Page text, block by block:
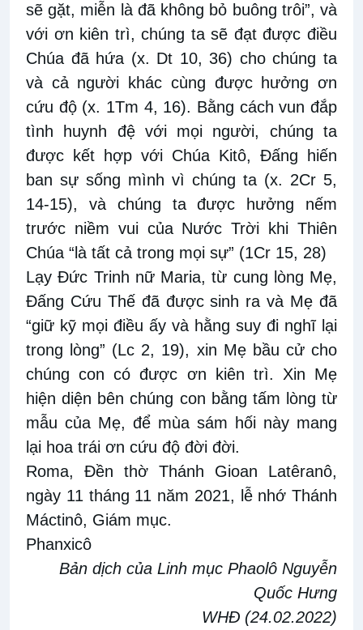
sẽ gặt, miễn là đã không bỏ buông trôi”, và
với ơn kiên trì, chúng ta sẽ đạt được điều
Chúa đã hứa (x. Dt 10, 36) cho chúng ta
và cả người khác cùng được hưởng ơn
cứu độ (x. 1Tm 4, 16). Bằng cách vun đắp
tình huynh đệ với mọi người, chúng ta
được kết hợp với Chúa Kitô, Đấng hiến
ban sự sống mình vì chúng ta (x. 2Cr 5,
14-15), và chúng ta được hưởng nếm
trước niềm vui của Nước Trời khi Thiên
Chúa “là tất cả trong mọi sự” (1Cr 15, 28)
Lạy Đức Trinh nữ Maria, từ cung lòng Mẹ,
Đấng Cứu Thế đã được sinh ra và Mẹ đã
“giữ kỹ mọi điều ấy và hằng suy đi nghĩ lại
trong lòng” (Lc 2, 19), xin Mẹ bầu cử cho
chúng con có được ơn kiên trì. Xin Mẹ
hiện diện bên chúng con bằng tấm lòng từ
mẫu của Mẹ, để mùa sám hối này mang
lại hoa trái ơn cứu độ đời đời.
Roma, Đền thờ Thánh Gioan Latêranô,
ngày 11 tháng 11 năm 2021, lễ nhớ Thánh
Máctinô, Giám mục.
Phanxicô
Bản dịch của Linh mục Phaolô Nguyễn
Quốc Hưng
WHĐ (24.02.2022)